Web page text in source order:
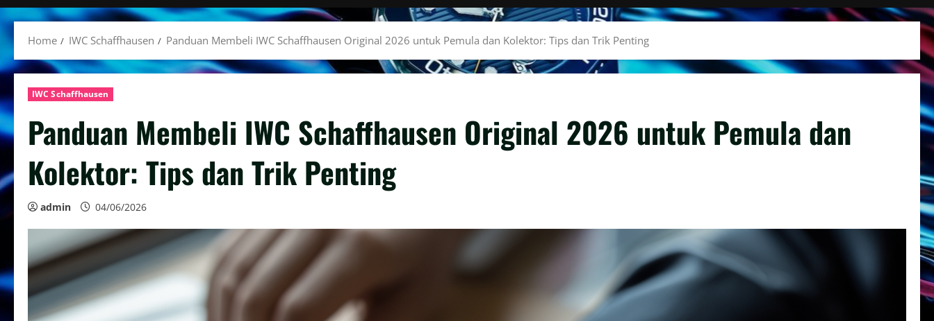
Home IWC Schaffhausen Panduan Membeli IWC Schaffhausen Original 2026 untuk Pemula dan Kolektor: Tips dan Trik Penting
IWC Schaffhausen
Panduan Membeli IWC Schaffhausen Original 2026 untuk Pemula dan
Kolektor: Tips dan Trik Penting
admin 04/06/2026